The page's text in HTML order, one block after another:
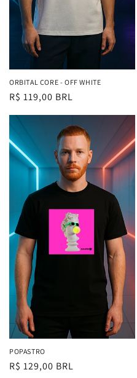
ORBITAL CORE - OFF WHITE
Preço
R$ 119,00 BRL
POPASTRO
Preço
R$ 129,00 BRL